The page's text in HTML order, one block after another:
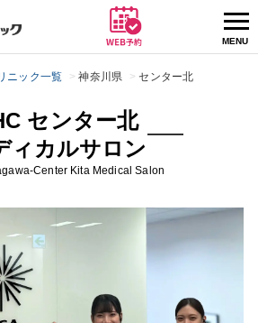
ニック一覧 神奈川県 センター北
センター北
ィカルサロン
-Center Kita Medical Salon